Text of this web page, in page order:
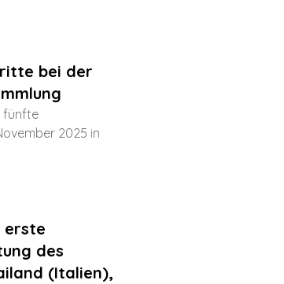
bei der
fünfte
2025 in
erste
des
(Italien),